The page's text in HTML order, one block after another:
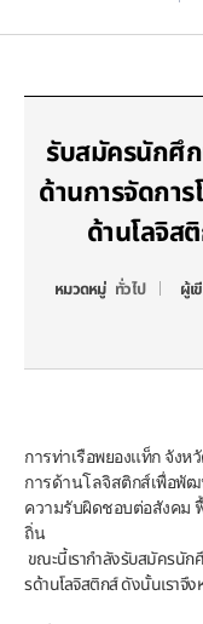
รับสมัครนักศึก
ด้านการจัดกา
ด้านโลจิส
หมวดหมู่ ทั่วไป ผู้เ
การท่าเรือพยองแท็ก จังห
การด้านโลจิสติกส์เพื่อพั
ความรับผิดชอบต่อสังคม
ถิ่น
รด้านโลจิสติกส์ ดังนั้นเราจึง